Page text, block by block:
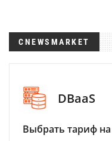
CNEWSMARKET
DBaaS
Выбрать тариф